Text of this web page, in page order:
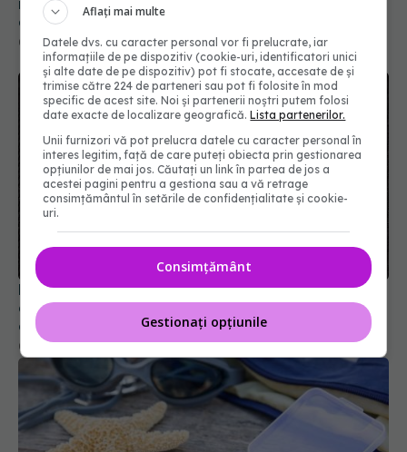
medicamente ar putea avea un risc mai mare de
deces. Ce arată studiul
03 aug 2026, 15:21
Medicamentele comune care îți fură vitaminele
din corp. Avertismentul farmaciștilor despre
efectele ascunse
01 iul 2026, 23:44
Aflați mai multe
Datele dvs. cu caracter personal vor fi prelucrate, iar
informațiile de pe dispozitiv (cookie-uri, identificatori unici
și alte date de pe dispozitiv) pot fi stocate, accesate de și
trimise către 224 de parteneri sau pot fi folosite în mod
specific de acest site. Noi și partenerii noștri putem folosi
date exacte de localizare geografică.Lista partenerilor.
Unii furnizori vă pot prelucra datele cu caracter personal în
interes legitim, față de care puteți obiecta prin gestionarea
opțiunilor de mai jos. Căutați un link în partea de jos a
acestei pagini pentru a gestiona sau a vă retrage
consimțământul în setările de confidențialitate și cookie-
uri.
Consimțământ
Gestionați opțiunile